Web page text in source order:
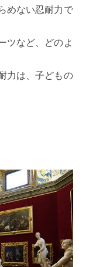
めない忍耐力で
ツなど、どのよ
力は、子どもの